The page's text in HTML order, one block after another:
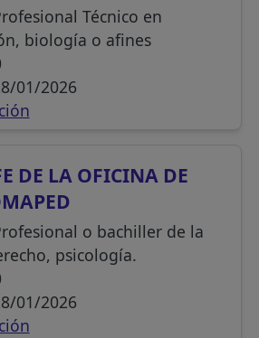
Técnico en
biología o afines
01/2026
DE LA OFICINA DE
o bachiller de la
psicología.
01/2026